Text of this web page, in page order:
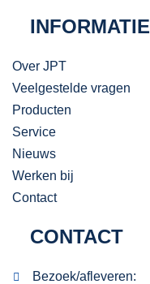
INFORMATIE
Over JPT
Veelgestelde vragen
Producten
Service
Nieuws
Werken bij
Contact
CONTACT
Bezoek/afleveren: